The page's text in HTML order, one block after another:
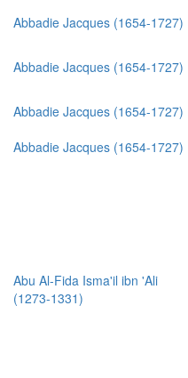
Abbadie Jacques (1654-1727)
Abbadie Jacques (1654-1727)
Abbadie Jacques (1654-1727)
Abbadie Jacques (1654-1727)
Abu Al-Fida Isma'il ibn 'Ali
(1273-1331)